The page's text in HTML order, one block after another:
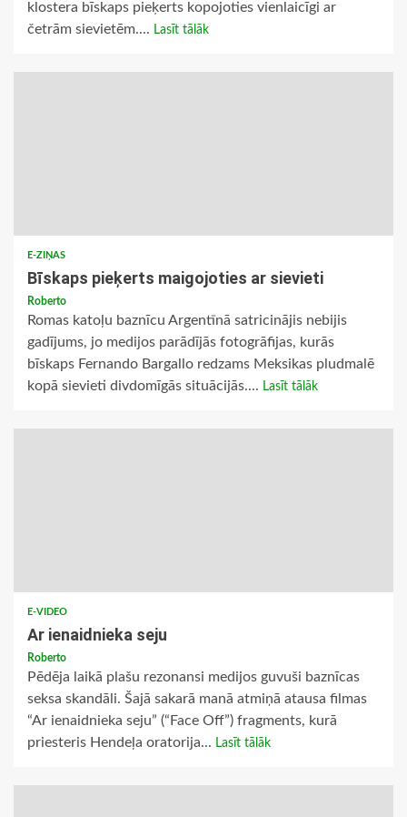
klostera bīskaps pieķerts kopojoties vienlaicīgi ar
četrām sievietēm.... Lasīt tālāk
E-ZIŅAS
Bīskaps pieķerts maigojoties ar sievieti
Roberto
Romas katoļu baznīcu Argentīnā satricinājis nebijis
gadījums, jo medijos parādījās fotogrāfijas, kurās
bīskaps Fernando Bargallo redzams Meksikas pludmalē
kopā sievieti divdomīgās situācijās.... Lasīt tālāk
E-VIDEO
Ar ienaidnieka seju
Roberto
Pēdēja laikā plašu rezonansi medijos guvuši baznīcas
seksa skandāli. Šajā sakarā manā atmiņā atausa filmas
“Ar ienaidnieka seju” (“Face Off”) fragments, kurā
priesteris Hendeļa oratorija... Lasīt tālāk